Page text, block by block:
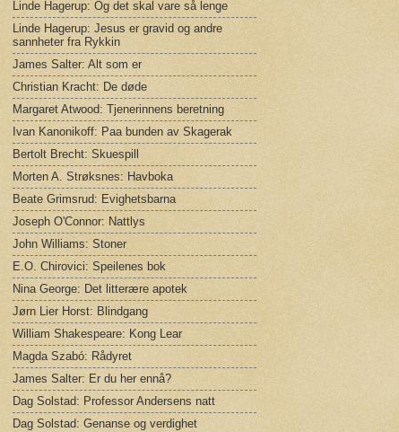
Linde Hagerup: Og det skal vare så lenge
Linde Hagerup: Jesus er gravid og andre
sannheter fra Rykkin
James Salter: Alt som er
Christian Kracht: De døde
Margaret Atwood: Tjenerinnens beretning
Ivan Kanonikoff: Paa bunden av Skagerak
Bertolt Brecht: Skuespill
Morten A. Strøksnes: Havboka
Beate Grimsrud: Evighetsbarna
Joseph O'Connor: Nattlys
John Williams: Stoner
E.O. Chirovici: Speilenes bok
Nina George: Det litterære apotek
Jørn Lier Horst: Blindgang
William Shakespeare: Kong Lear
Magda Szabó: Rådyret
James Salter: Er du her ennå?
Dag Solstad: Professor Andersens natt
Dag Solstad: Genanse og verdighet